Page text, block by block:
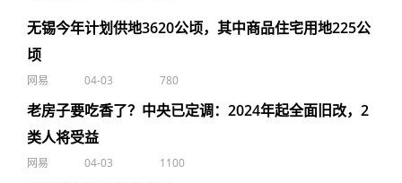
无锡今年计划供地3620公顷，其中商品住宅用地225公
顷
网易 04-03 780
老房子要吃香了？中央已定调：2024年起全面旧改，2
类人将受益
网易 04-03 1100